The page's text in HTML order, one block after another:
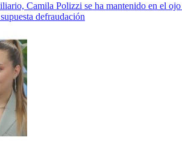
Camila Polizzi se ha mantenido en el
defraudación